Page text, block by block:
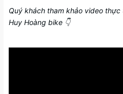
Quý khách tham khảo video
Huy Hoàng bike 👇